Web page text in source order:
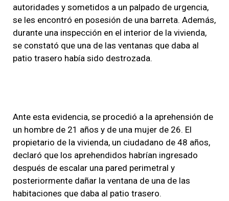
autoridades y sometidos a un palpado de urgencia,
se les encontró en posesión de una barreta. Además,
durante una inspección en el interior de la vivienda,
se constató que una de las ventanas que daba al
patio trasero había sido destrozada.
Ante esta evidencia, se procedió a la aprehensión de
un hombre de 21 años y de una mujer de 26. El
propietario de la vivienda, un ciudadano de 48 años,
declaró que los aprehendidos habrían ingresado
después de escalar una pared perimetral y
posteriormente dañar la ventana de una de las
habitaciones que daba al patio trasero.